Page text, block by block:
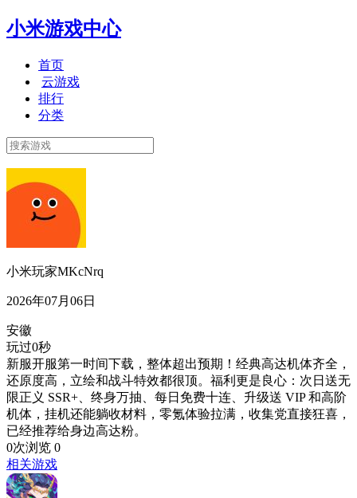
小米游戏中心
首页
云游戏
排行
分类
小米玩家MKcNrq
2026年07月06日
安徽
玩过0秒
新服开服第一时间下载，整体超出预期！经典高达机体齐全，
还原度高，立绘和战斗特效都很顶。福利更是良心：次日送无
限正义 SSR+、终身万抽、每日免费十连、升级送 VIP 和高阶
机体，挂机还能躺收材料，零氪体验拉满，收集党直接狂喜，
已经推荐给身边高达粉。
0次浏览 0
相关游戏